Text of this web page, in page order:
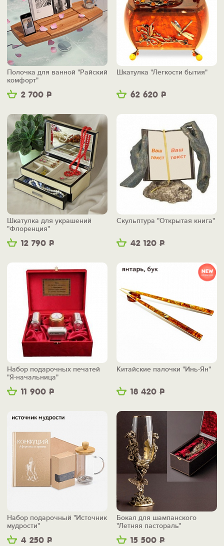
2 700 Р
Полочка для ванной "Райский
комфорт"
62 620 Р
Шкатулка "Легкости бытия"
12 790 Р
Шкатулка для украшений
"Флоренция"
42 120 Р
Скульптура "Открытая книга"
11 900 Р
Набор подарочных печатей
"Я-начальница"
18 420 Р
Китайские палочки "Инь-Ян"
4 250 Р
Набор подарочный "Источник
мудрости"
15 500 Р
Бокал для шампанского
"Летняя пастораль"